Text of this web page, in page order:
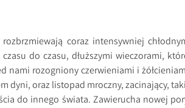
coraz intensywniej
do czasu, dłuższymi wieczorami,
nami rozogniony czerwieniami i
dyni, oraz listopad mroczny, zacinający,
do innego świata. Zawierucha nowej